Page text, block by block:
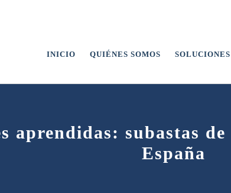
INICIO QUIÉNES SOMOS SOLUCIONES
aprendidas: subastas
España